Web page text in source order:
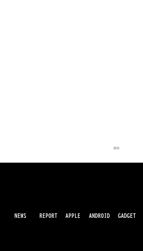
NEWS REPORT APPLE ANDROID GADGET